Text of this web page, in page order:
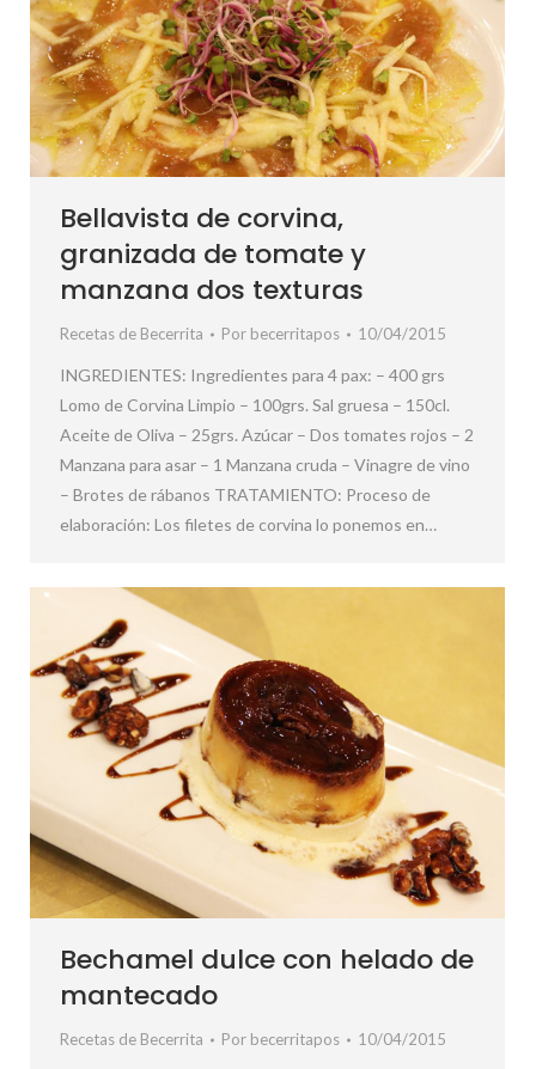
Bellavista de corvina,
granizada de tomate y
manzana dos texturas
Recetas de Becerrita Por becerritapos 10/04/2015
INGREDIENTES: Ingredientes para 4 pax: – 400 grs
Lomo de Corvina Limpio – 100grs. Sal gruesa – 150cl.
Aceite de Oliva – 25grs. Azúcar – Dos tomates rojos – 2
Manzana para asar – 1 Manzana cruda – Vinagre de vino
– Brotes de rábanos TRATAMIENTO: Proceso de
elaboración: Los filetes de corvina lo ponemos en…
Bechamel dulce con helado de
mantecado
Recetas de Becerrita Por becerritapos 10/04/2015